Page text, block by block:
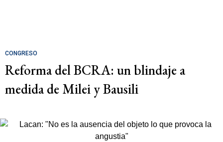
CONGRESO
Reforma del BCRA: un blindaje a
medida de Milei y Bausili